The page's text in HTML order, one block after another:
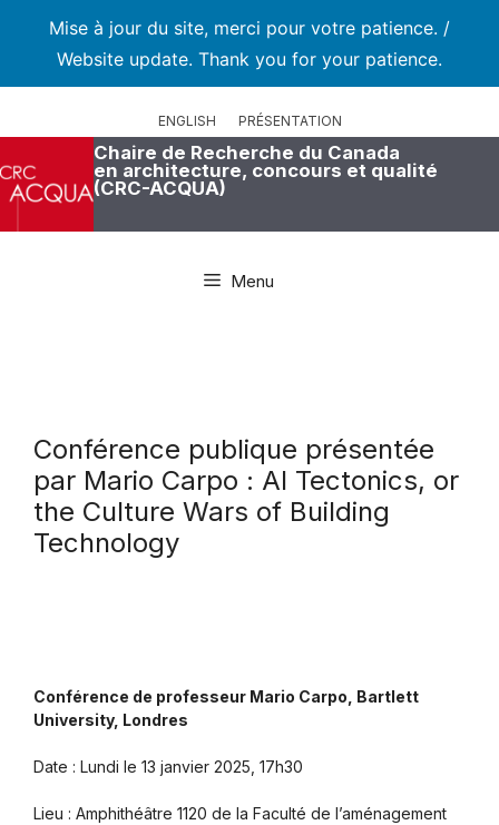
Mise à jour du site, merci pour votre patience. /
Website update. Thank you for your patience.
ENGLISH PRÉSENTATION
Chaire de Recherche du Canada
en architecture, concours et qualité
(CRC-ACQUA)
Menu
Conférence publique présentée
par Mario Carpo : AI Tectonics, or
the Culture Wars of Building
Technology
Conférence de professeur Mario Carpo, Bartlett
University, Londres
Date : Lundi le 13 janvier 2025, 17h30
Lieu : Amphithéâtre 1120 de la Faculté de l’aménagement